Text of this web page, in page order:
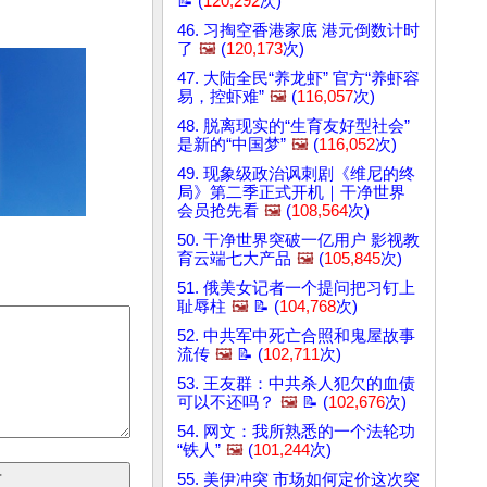
46. 习掏空香港家底 港元倒数计时
了 🖼️ (120,173次)
47. 大陆全民“养龙虾” 官方“养虾容
易，控虾难” 🖼️ (116,057次)
48. 脱离现实的“生育友好型社会”
是新的“中国梦” 🖼️ (116,052次)
49. 现象级政治讽刺剧《维尼的终
局》第二季正式开机｜干净世界
会员抢先看 🖼️ (108,564次)
50. 干净世界突破一亿用户 影视教
育云端七大产品 🖼️ (105,845次)
51. 俄美女记者一个提问把习钉上
耻辱柱 🖼️ 📝 (104,768次)
52. 中共军中死亡合照和鬼屋故事
流传 🖼️ 📝 (102,711次)
53. 王友群：中共杀人犯欠的血债
可以不还吗？ 🖼️ 📝 (102,676次)
54. 网文：我所熟悉的一个法轮功
“铁人” 🖼️ (101,244次)
55. 美伊冲突 市场如何定价这次突